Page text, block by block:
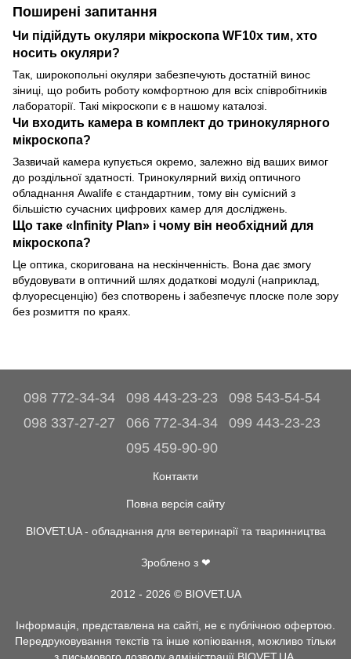
Поширені запитання
Чи підійдуть окуляри мікроскопа WF10х тим, хто
носить окуляри?
Так, широкопольні окуляри забезпечують достатній винос
зіниці, що робить роботу комфортною для всіх співробітників
лабораторії. Такі мікроскопи є в нашому каталозі.
Чи входить камера в комплект до тринокулярного
мікроскопа?
Зазвичай камера купується окремо, залежно від ваших вимог
до роздільної здатності. Тринокулярний вихід оптичного
обладнання Awalife є стандартним, тому він сумісний з
більшістю сучасних цифрових камер для досліджень.
Що таке «Infinity Plan» і чому він необхідний для
мікроскопа?
Це оптика, скоригована на нескінченність. Вона дає змогу
вбудовувати в оптичний шлях додаткові модулі (наприклад,
флуоресценцію) без спотворень і забезпечує плоске поле зору
без розмиття по краях.
098 772-34-34 098 443-23-23
098 543-54-54
098 337-27-27
066 772-34-34
099 443-23-23
095 459-90-90
Контакти
Повна версія сайту
BIOVET.UA - обладнання для ветеринарії та тваринництва
Зроблено з ❤
2012 - 2026 © BIOVET.UA
Інформація, представлена на сайті, не є публічною офертою.
Передруковування текстів та інше копіювання, можливо тільки